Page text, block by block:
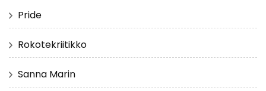
Pride
Rokotekriitikko
Sanna Marin